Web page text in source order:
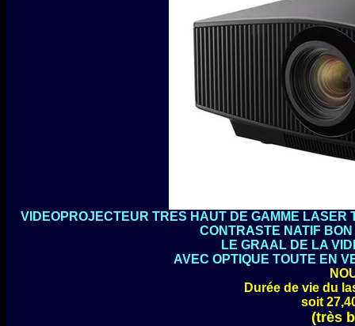
VIDEOPROJECTEUR TRES HAUT DE GAMME
CONTRASTE NATIF
LE GRAAL DE LA
AVEC OPTIQUE TOUTE EN
Durée de vie du
soit
(très